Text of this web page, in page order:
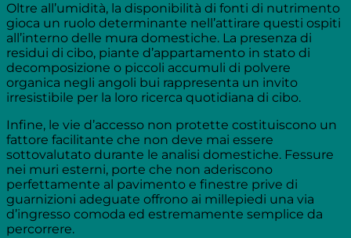
Oltre all’umidità, la disponibilità di fonti di nutrimento
gioca un ruolo determinante nell’attirare questi ospiti
all’interno delle mura domestiche. La presenza di
residui di cibo, piante d’appartamento in stato di
decomposizione o piccoli accumuli di polvere
organica negli angoli bui rappresenta un invito
irresistibile per la loro ricerca quotidiana di cibo.
Infine, le vie d’accesso non protette costituiscono un
fattore facilitante che non deve mai essere
sottovalutato durante le analisi domestiche. Fessure
nei muri esterni, porte che non aderiscono
perfettamente al pavimento e finestre prive di
guarnizioni adeguate offrono ai millepiedi una via
d’ingresso comoda ed estremamente semplice da
percorrere.